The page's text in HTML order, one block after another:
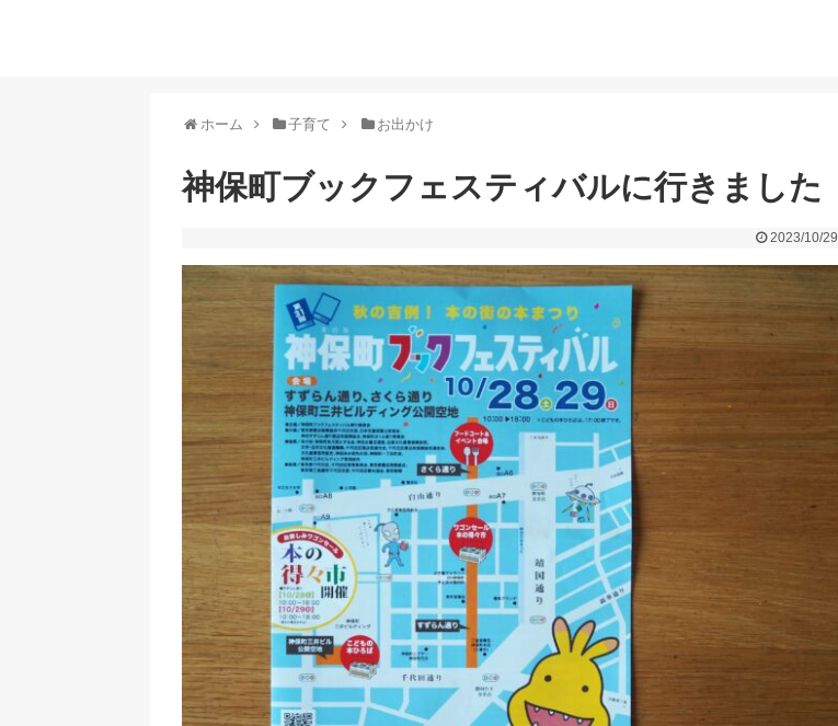
ホーム 子育て お出かけ
神保町ブックフェスティバルに行きました
2023/10/29